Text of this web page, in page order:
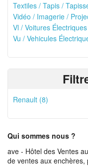
Textiles / Tapis /
Vidéo / Imagerie /
Vl / Voitures
Vu / Vehicules
Renault (8)
Qui sommes nous ?
ave - Hôtel des Ventes
de ventes aux enchères,